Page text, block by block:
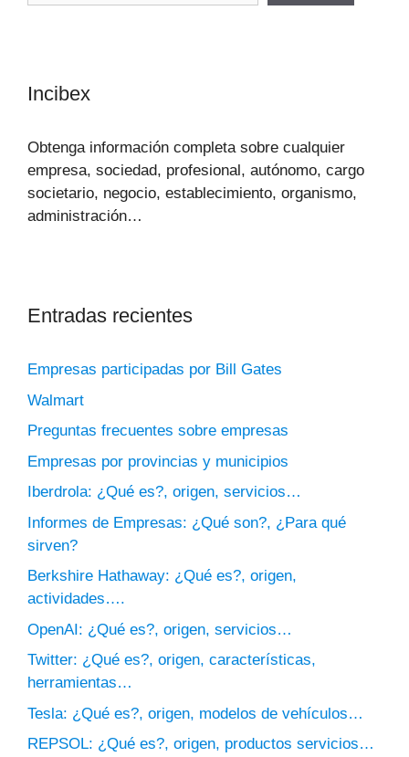
Incibex
Obtenga información completa sobre cualquier
empresa, sociedad, profesional, autónomo, cargo
societario, negocio, establecimiento, organismo,
administración…
Entradas recientes
Empresas participadas por Bill Gates
Walmart
Preguntas frecuentes sobre empresas
Empresas por provincias y municipios
Iberdrola: ¿Qué es?, origen, servicios…
Informes de Empresas: ¿Qué son?, ¿Para qué
sirven?
Berkshire Hathaway: ¿Qué es?, origen,
actividades….
OpenAI: ¿Qué es?, origen, servicios…
Twitter: ¿Qué es?, origen, características,
herramientas…
Tesla: ¿Qué es?, origen, modelos de vehículos…
REPSOL: ¿Qué es?, origen, productos servicios…